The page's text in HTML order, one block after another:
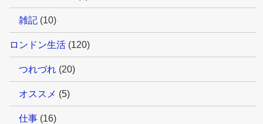
雑記 (10)
ロンドン生活 (120)
つれづれ (20)
オススメ (5)
仕事 (16)